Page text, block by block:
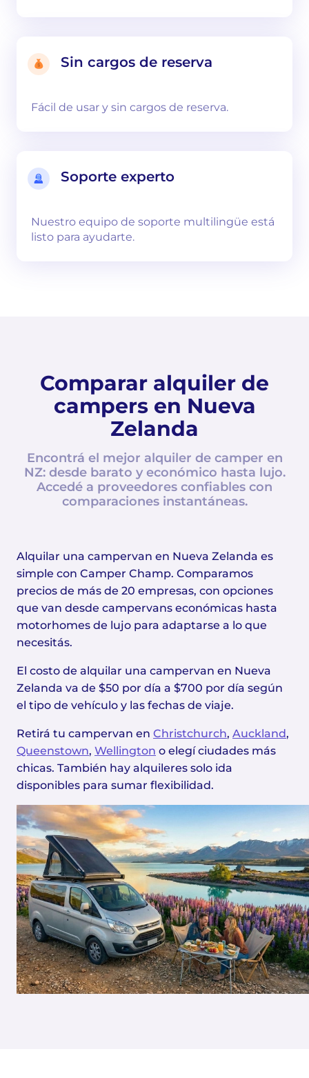
Sin cargos de reserva
Fácil de usar y sin cargos de reserva.
Soporte experto
Nuestro equipo de soporte multilingüe está
listo para ayudarte.
Comparar alquiler de
campers en Nueva
Zelanda
Encontrá el mejor alquiler de camper en
NZ: desde barato y económico hasta lujo.
Accedé a proveedores confiables con
comparaciones instantáneas.
Alquilar una campervan en Nueva Zelanda es
simple con Camper Champ. Comparamos
precios de más de 20 empresas, con opciones
que van desde campervans económicas hasta
motorhomes de lujo para adaptarse a lo que
necesitás.
El costo de alquilar una campervan en Nueva
Zelanda va de $50 por día a $700 por día según
el tipo de vehículo y las fechas de viaje.
Retirá tu campervan en Christchurch, Auckland,
Queenstown, Wellington o elegí ciudades más
chicas. También hay alquileres solo ida
disponibles para sumar flexibilidad.